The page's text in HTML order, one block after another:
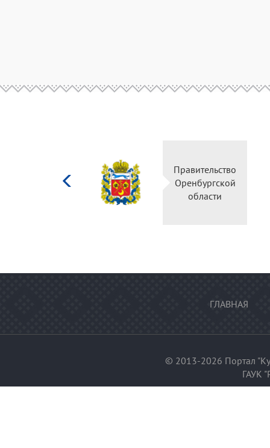
Министерство
культуры
Российской
ГЛАВНАЯ
© 2013-2026 Портал
ГАУК